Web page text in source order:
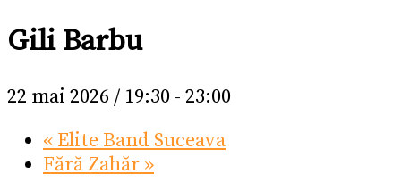
Gili Barbu
22 mai 2026 / 19:30 - 23:00
« Elite Band Suceava
Fără Zahăr »